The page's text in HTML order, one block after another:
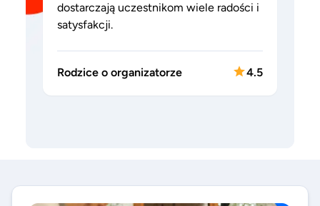
dostarczają uczestnikom wiele radości i
satysfakcji.
Rodzice o organizatorze 4.5